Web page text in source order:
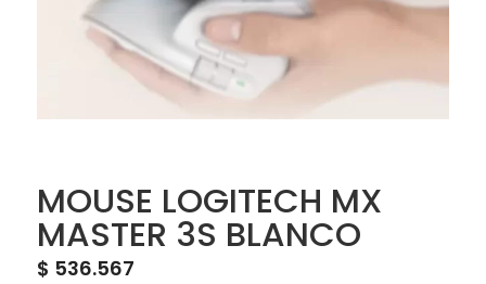
MOUSE LOGITECH MX
MASTER 3S BLANCO
$ 536.567